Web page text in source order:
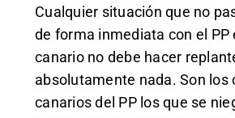
Cualquier situación que no
de forma inmediata con el PP
canario no debe hacer
absolutamente nada. Son los
canarios del PP los que se